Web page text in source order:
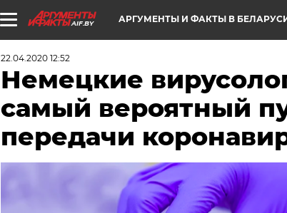
AIF.BY АРГУМЕНТЫ И ФАКТЫ В
22.04.2020 12:52
Немецкие
самый вероятный
передачи